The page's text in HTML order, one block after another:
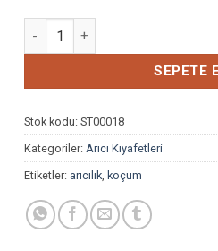
SEPETE
Stok kodu: ST00018
Kategoriler: Arıcı Kıyafetleri
Etiketler: arıcılık, koçum